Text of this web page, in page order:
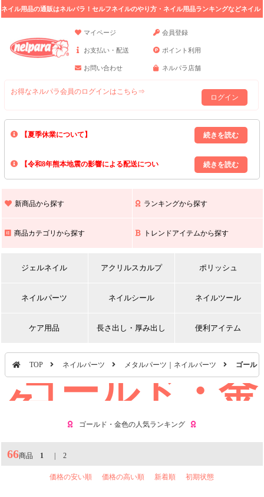
ネイル用品の通販はネルパラ！セルフネイルのやり方・ネイル用品ランキングなどネイル
マイページ
会員登録
お支払い・配送 ポイント利用
お問い合わせ ネルパラ店舗
お得なネルパラ会員のログインはこちら⇒
ログイン
【夏季休業について】
8/13(木)～8/16(日)の間｢出荷業務・お問い合わせ業務｣はお休みいたしま
上記期間中のご注文・お問い合わせは8/17(月)以降の対応となりますので
【令和8年熊本地震の影響による配送につい
また､ 九州全域でお荷物のお届けに遅延が生じております｡
新商品から探す ランキングから探す
商品カテゴリから探す トレンドアイテムから探す
ジェルネイル アクリルスカルプ ポリッシュ
ネイルパーツ ネイルシール ネイルツール
ケア用品 長さ出し・厚み出し 便利アイテム
TOP ネイルパーツ メタルパーツ｜ネイルパーツ ゴール
ゴールド・金
色 ゴールド・金色の人気ランキング
66商品 1 2
価格の安い順 価格の高い順 新着順 初期状態